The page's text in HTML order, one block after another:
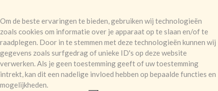
Om de beste ervaringen te bieden, gebruiken wij technologieën
zoals cookies om informatie over je apparaat op te slaan en/of te
raadplegen. Door in te stemmen met deze technologieën kunnen wij
gegevens zoals surfgedrag of unieke ID's op deze website
verwerken. Als je geen toestemming geeft of uw toestemming
intrekt, kan dit een nadelige invloed hebben op bepaalde functies en
mogelijkheden.